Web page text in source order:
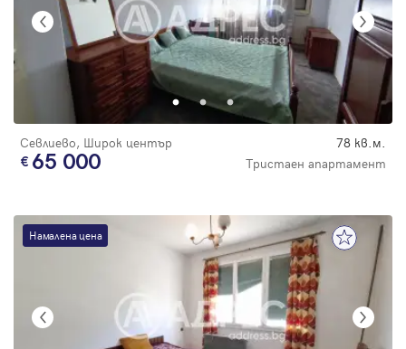
Севлиево, Широк център 78 кв.м.
65 000 Тристаен апартамент
Намалена цена